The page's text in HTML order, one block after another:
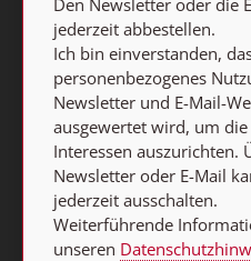
AGB und
Vertrag
Abo
jederzeit abbestellen.
Ich bin einverstanden,
personenbezogenes
Newsletter und E-Mail-
ausgewertet wird, um
Interessen auszurichten.
Newsletter oder E-Mail
jederzeit ausschalten.
Weiterführende
unseren